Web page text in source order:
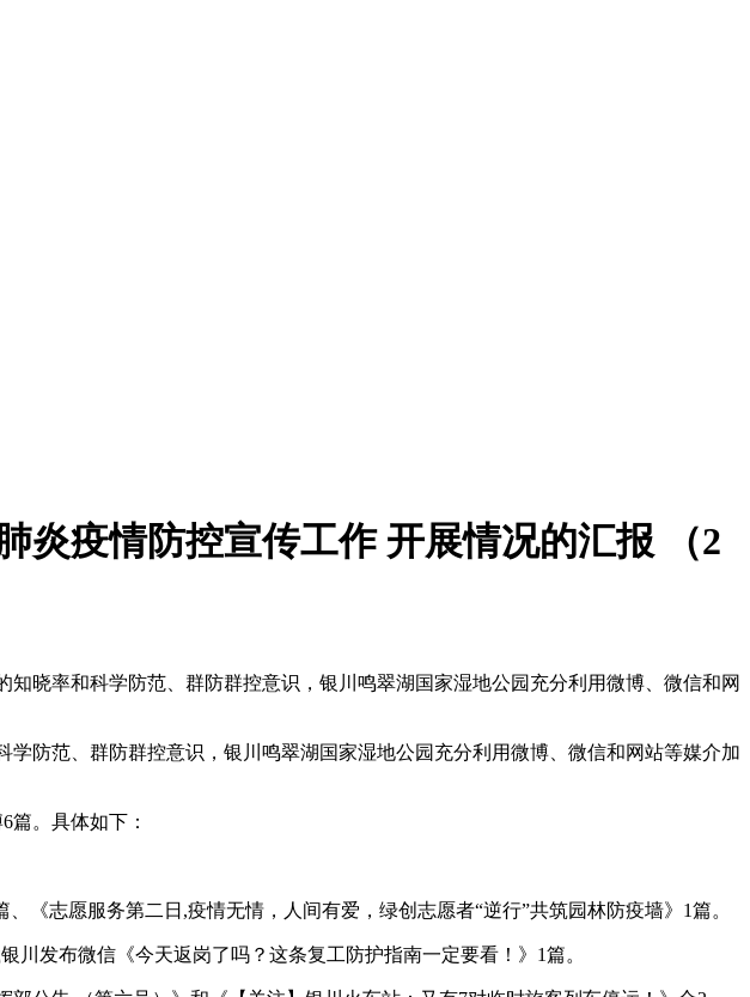
炎疫情防控宣传工作 开展情况的汇报 （2
晓率和科学防范、群防群控意识，银川鸣翠湖国家湿地公园充分利用微博、微信和网
防范、群防群控意识，银川鸣翠湖国家湿地公园充分利用微博、微信和网站等媒介加
篇。具体如下：
《志愿服务第二日,疫情无情，人间有爱，绿创志愿者“逆行”共筑园林防疫墙》1篇。
川发布微信《今天返岗了吗？这条复工防护指南一定要看！》1篇。